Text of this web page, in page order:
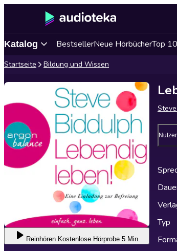
Katalog BestsellerNeue HörbücherTop
Startseite Bildung und Wissen
Reinhören Kostenlose Hörprobe 5 Min.
Typ